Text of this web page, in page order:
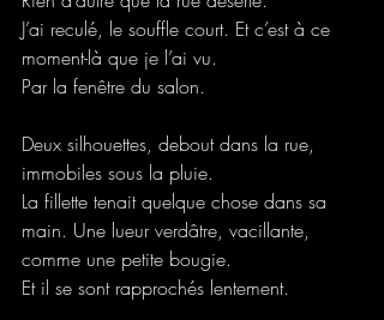
J’ai reculé, le souffle court. Et c’est à ce
moment-là que je l’ai vu.
Par la fenêtre du salon.
Deux silhouettes, debout dans la rue,
immobiles sous la pluie.
La fillette tenait quelque chose dans sa
main. Une lueur verdâtre, vacillante,
comme une petite bougie.
Et il se sont rapprochés lentement.